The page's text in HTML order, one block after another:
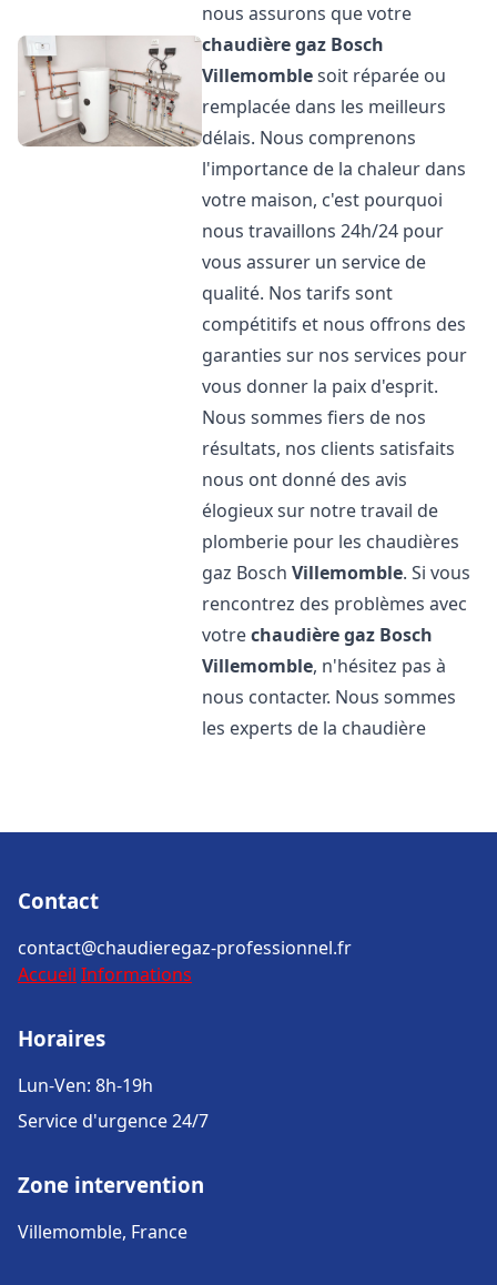
nous assurons que votre
chaudière gaz Bosch
Villemomblesoit réparée ou
remplacée dans les meilleurs
délais. Nous comprenons
l'importance de la chaleur dans
votre maison, c'est pourquoi
nous travaillons 24h/24 pour
vous assurer un service de
qualité. Nos tarifs sont
compétitifs et nous offrons des
garanties sur nos services pour
vous donner la paix d'esprit.
Nous sommes fiers de nos
résultats, nos clients satisfaits
nous ont donné des avis
élogieux sur notre travail de
plomberie pour les chaudières
gaz BoschVillemomble. Si vous
rencontrez des problèmes avec
votrechaudière gaz Bosch
Villemomble, n'hésitez pas à
nous contacter. Nous sommes
les experts de la chaudière
Contact
contact@chaudieregaz-professionnel.fr
Accueil Informations
Horaires
Lun-Ven: 8h-19h
Service d'urgence 24/7
Zone intervention
Villemomble, France